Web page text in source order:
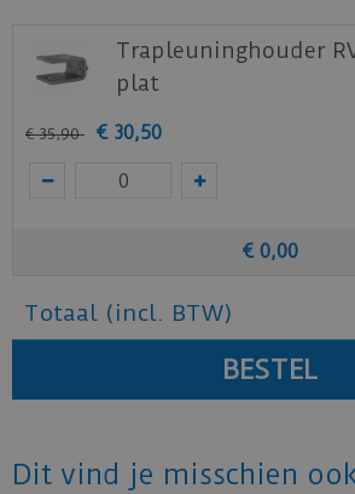
Trapleuninghouder
plat
€ 35,90 € 30,50
€ 0,00
Totaal (incl. BTW)
Dit vind je misschien